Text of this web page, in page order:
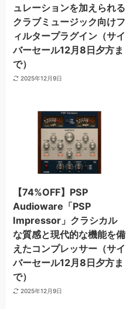
ュレーションを加えられる
クラブミュージック向けフ
ィルタープラグイン（サイ
バーセール12月8日夕方ま
で）
2025年12月9日
【74%OFF】PSP
Audioware「PSP
Impressor」クラシカル
な質感と現代的な機能を備
えたコンプレッサー（サイ
バーセール12月8日夕方ま
で）
2025年12月9日